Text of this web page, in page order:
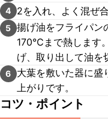
4 2を入れ、よく混ぜ
5 揚げ油をフライパン
170℃まで熱します
げ、取り出して油を
6
大葉を敷いた器に盛
上がりです。
コツ・ポイント